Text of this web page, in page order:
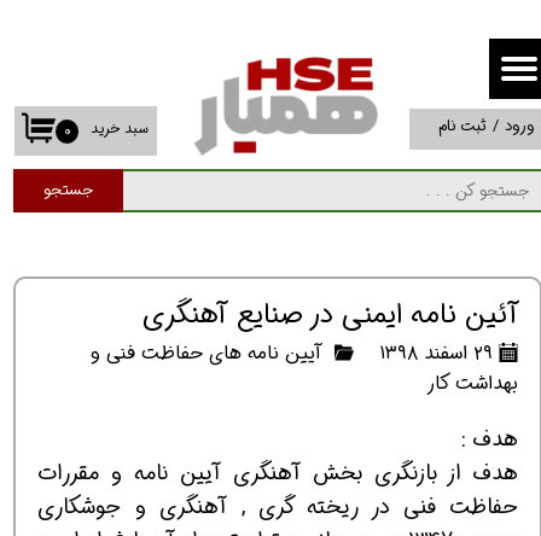
جستجو
۰ سبد خرید ورود / ثبت نام
حساب کاربری من
تغییر گذر واژه
سفارشات
آئين نامه ايمنی در صنايع آهنگری
۲۹ اسفند ۱۳۹۸
آیین نامه های حفاظت فنی و
بهداشت کار
هدف :
هدف از بازنگري بخش آهنگري آيين نامه و مقررات
حفاظت فني در ريخته گري , آهنگري و جوشكاري